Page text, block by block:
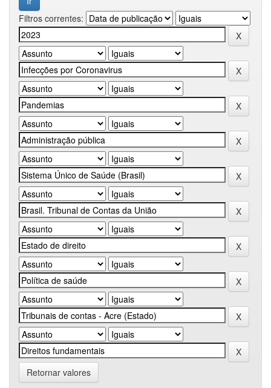
Filtros correntes:
Retornar valores